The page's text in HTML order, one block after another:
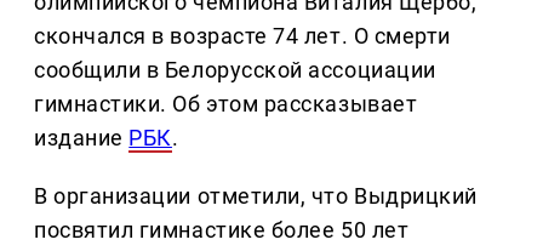
скончался в возрасте 74 лет. О смерти
сообщили в Белорусской ассоциации
гимнастики. Об этом рассказывает
издание РБК.
В организации отметили, что Выдрицкий
посвятил гимнастике более 50 лет